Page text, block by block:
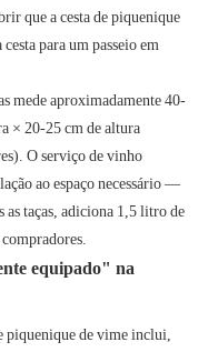
que a cesta de piquenique
para um passeio em
mede aproximadamente 40-
× 20-25 cm de altura
O serviço de vinho
ao espaço necessário —
as taças, adiciona 1,5 litro de
equipado" na
piquenique de vime inclui,